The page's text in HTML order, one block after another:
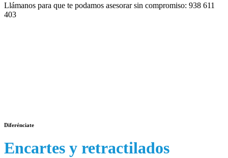
Llámanos para que te podamos asesorar sin compromiso: 938 611
403
Diferénciate
Encartes y retractilados